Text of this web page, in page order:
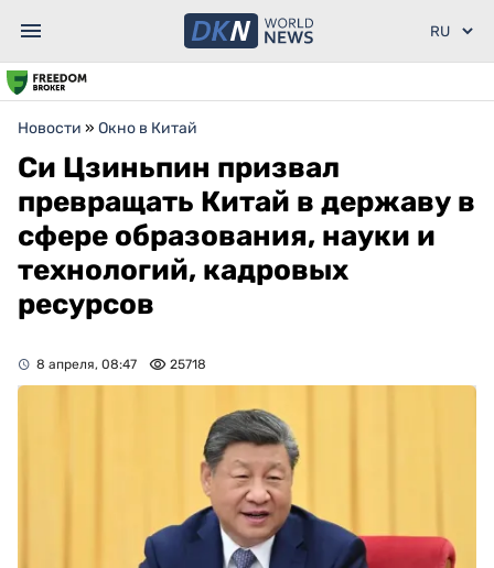
Новости » Окно в Китай
Си Цзиньпин призвал
превращать Китай в державу в
сфере образования, науки и
технологий, кадровых
ресурсов
8 апреля, 08:47 25718